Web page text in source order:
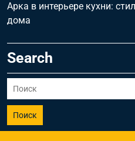
Арка в интерьере кухни:
дома
Search
Поиск